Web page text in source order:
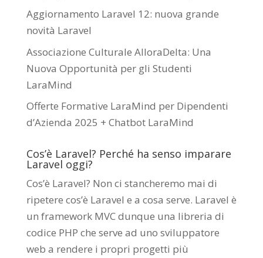
Aggiornamento Laravel 12: nuova grande
novità Laravel
Associazione Culturale AlloraDelta: Una
Nuova Opportunità per gli Studenti
LaraMind
Offerte Formative LaraMind per Dipendenti
d’Azienda 2025 + Chatbot LaraMind
Cos’è Laravel? Perché ha senso imparare
Laravel oggi?
Cos’è Laravel? Non ci stancheremo mai di
ripetere cos’è Laravel e a cosa serve. Laravel è
un framework MVC dunque una libreria di
codice PHP che serve ad uno sviluppatore
web a rendere i propri progetti più